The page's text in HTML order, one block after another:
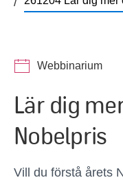
Webbinarium
Lär dig
Nobelpris
Vill du förstå årets